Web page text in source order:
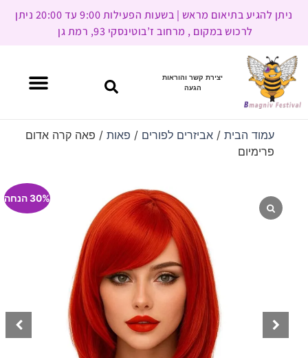
ניתן להגיע בתיאום מראש | בשעות הפעילות 9:00 עד 20:00 ניתן
לרכוש במקום , מרחוב ז’בוטינסקי 93, רמת גן
יצירת קשר והוראות
הגעה
עמוד הבית/ אביזרים לפורים / פאות/ פאה קרה אדום
פרימיום
30% הנחה